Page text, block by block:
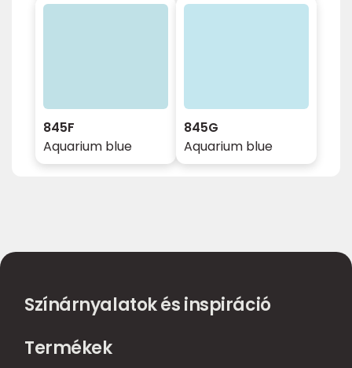
845F
Aquarium blue
845G
Aquarium blue
Színárnyalatok és inspiráció
Termékek